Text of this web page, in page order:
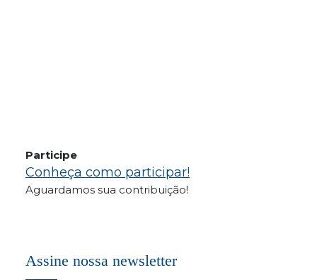
Participe
Conheça como participar!
Aguardamos sua contribuição!
Assine nossa newsletter